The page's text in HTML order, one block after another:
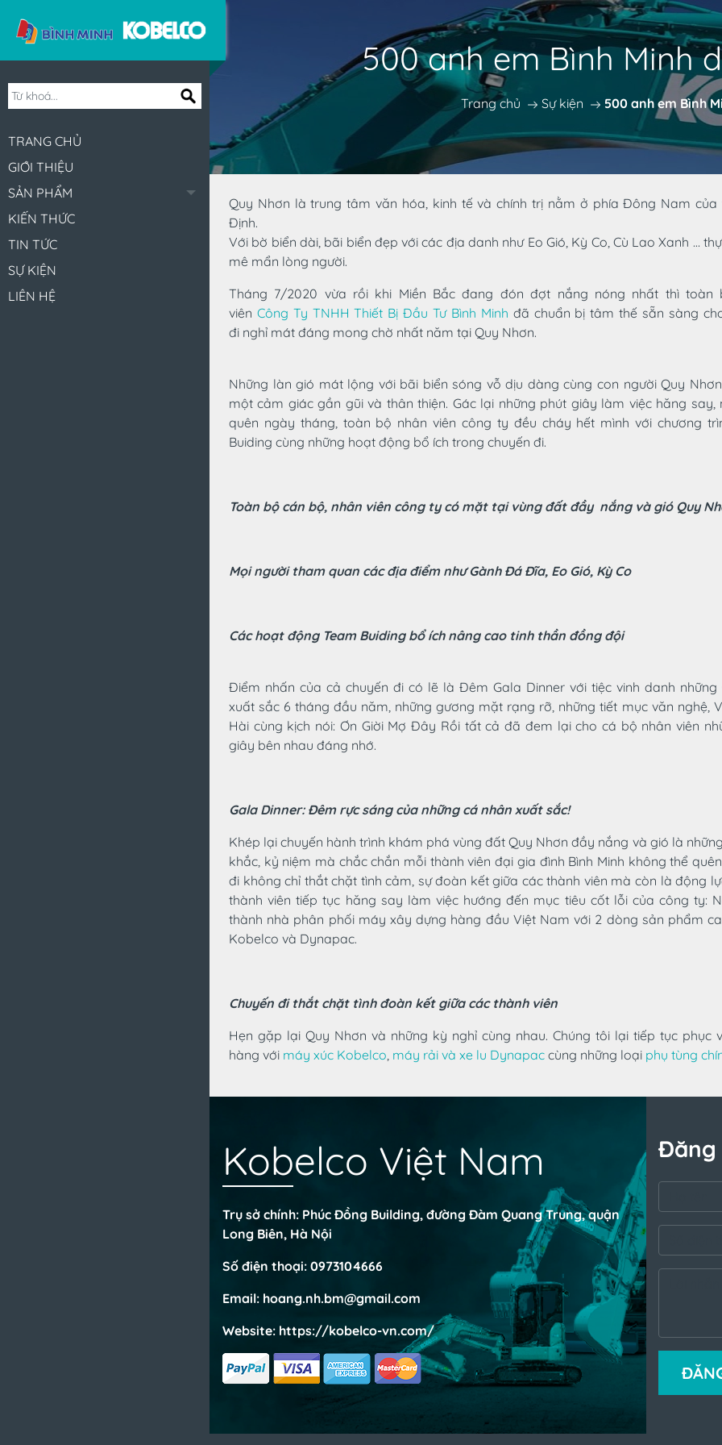
TRANG CHỦ
GIỚI THIỆU
SẢN PHẨM
KIẾN THỨC
TIN TỨC
SỰ KIỆN
LIÊN HỆ
500 anh em Bình Minh
Trang chủ Sự kiện 500 anh em Bình
Quy Nhơn là trung tâm văn hóa, kinh tế và chính trị nằm ở phía Đông Nam của
Định.
Với bờ biển dài, bãi biển đẹp với các địa danh như Eo Gió, Kỳ Co, Cù Lao Xanh …
mê mẩn lòng người.
Tháng 7/2020 vừa rồi khi Miền Bắc đang đón đợt nắng nóng nhất thì toàn
viên Công Ty TNHH Thiết Bị Đầu Tư Bình Minh đã chuẩn bị tâm thế sẵn sàng
đi nghỉ mát đáng mong chờ nhất năm tại Quy Nhơn.
Những làn gió mát lộng với bãi biển sóng vỗ dịu dàng cùng con người Quy
một cảm giác gần gũi và thân thiện. Gác lại những phút giây làm việc hăng say,
quên ngày tháng, toàn bộ nhân viên công ty đều cháy hết mình với chương
Buiding cùng những hoạt động bổ ích trong chuyến đi.
Toàn bộ cán bộ, nhân viên công ty có mặt tại vùng đất đầy nắng và gió Quy
Mọi người tham quan các địa điểm như Gành Đá Đĩa, Eo Gió, Kỳ Co
Các hoạt động Team Buiding bổ ích nâng cao tinh thần đồng đội
Điểm nhấn của cả chuyến đi có lẽ là Đêm Gala Dinner với tiệc vinh danh những
xuất sắc 6 tháng đầu năm, những gương mặt rạng rỡ, những tiết mục văn nghệ,
Hài cùng kịch nói: Ơn Giời Mợ Đây Rồi tất cả đã đem lại cho cá bộ nhân viên
giây bên nhau đáng nhớ.
Gala Dinner: Đêm rực sáng của những cá nhân xuất sắc!
Khép lại chuyến hành trình khám phá vùng đất Quy Nhơn đầy nắng và gió là
khắc, kỷ niệm mà chắc chắn mỗi thành viên đại gia đình Bình Minh không thể
đi không chỉ thắt chặt tình cảm, sự đoàn kết giữa các thành viên mà còn là động
thành viên tiếp tục hăng say làm việc hướng đến mục tiêu cốt lỗi của công ty:
thành nhà phân phối máy xây dựng hàng đầu Việt Nam với 2 dòng sản phẩm
Kobelco và Dynapac.
Chuyến đi thắt chặt tình đoàn kết giữa các thành viên
Hẹn gặp lại Quy Nhơn và những kỳ nghỉ cùng nhau. Chúng tôi lại tiếp tục phục
hàng với máy xúc Kobelco, máy rải và xe lu Dynapac cùng những loại phụ tùng
Kobelco Việt Nam
Trụ sở chính: Phúc Đồng Building, đường Đàm Quang Trung, quận
Long Biên, Hà Nội
Số điện thoại: 0973104666
Email: hoang.nh.bm@gmail.com
Website: https://kobelco-vn.com/
Đăng